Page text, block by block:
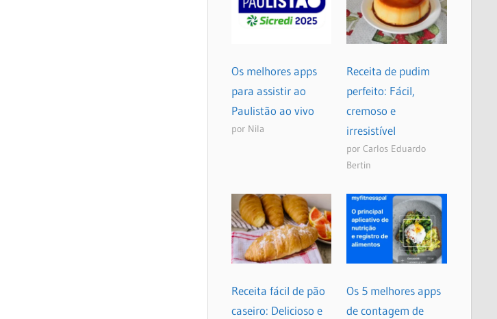
Os melhores apps
para assistir ao
Paulistão ao vivo
por Nila
Receita de pudim
perfeito: Fácil,
cremoso e
irresistível
por Carlos Eduardo
Bertin
Receita fácil de pão
caseiro: Delicioso e
Os 5 melhores apps
de contagem de